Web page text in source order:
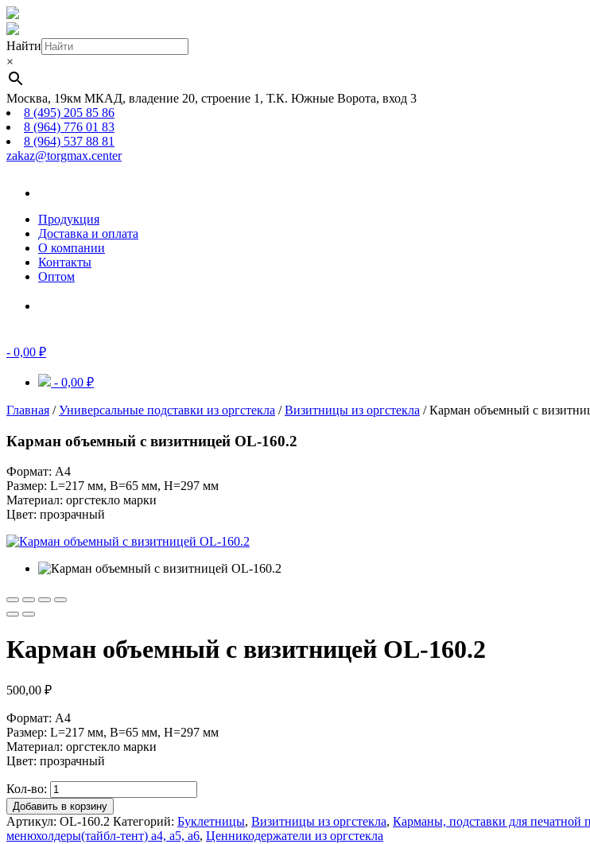
Найти
×
Москва, 19км МКАД, владение 20, строение 1, Т.К. Южные Ворота, вход 3
8 (495) 205 85 86
8 (964) 776 01 83
8 (964) 537 88 81
zakaz@torgmax.center
Продукция
Доставка и оплата
О компании
Контакты
Оптом
- 0,00 ₽
- 0,00 ₽
Главная /Универсальные подставки из оргстекла /Визитницы из оргстекла / Карман объемный с
Карман объемный с визитницей OL-160.2
Формат: А4
Размер: L=217 мм, B=65 мм, H=297 мм
Материал: оргстекло марки
Цвет: прозрачный
Карман объемный с визитницей OL-160.2
500,00 ₽
Формат: А4
Размер: L=217 мм, B=65 мм, H=297 мм
Материал: оргстекло марки
Цвет: прозрачный
Кол-во:
Добавить в корзину
Артикул: OL-160.2 Категорий: Буклетницы, Визитницы из оргстекла, Карманы, подставки для печатной
менюхолдеры(тайбл-тент) а4, а5, а6, Ценникодержатели из оргстекла